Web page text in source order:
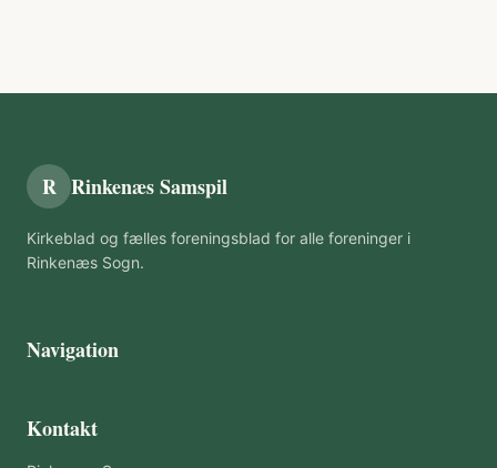
R Rinkenæs Samspil
Kirkeblad og fælles foreningsblad for alle foreninger i
Rinkenæs Sogn.
Navigation
Kontakt